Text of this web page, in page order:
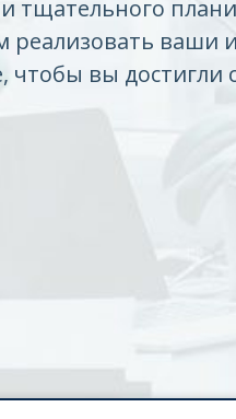
тщательного
реализовать ваши
чтобы вы достигли